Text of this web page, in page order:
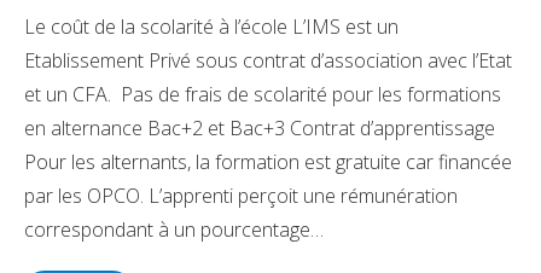
Le coût de la scolarité à l’école L’IMS est un
Etablissement Privé sous contrat d’association avec l’Etat
et un CFA. Pas de frais de scolarité pour les formations
en alternance Bac+2 et Bac+3 Contrat d’apprentissage
Pour les alternants, la formation est gratuite car financée
par les OPCO. L’apprenti perçoit une rémunération
correspondant à un pourcentage…